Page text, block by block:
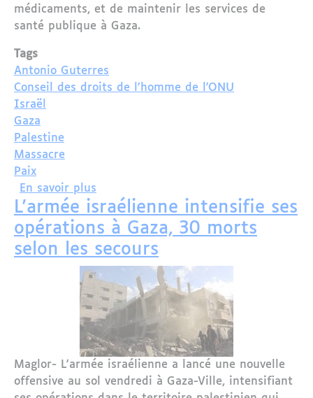
médicaments, et de maintenir les services de
santé publique à Gaza.
Tags
Antonio Guterres
Conseil des droits de l'homme de l'ONU
Israël
Gaza
Palestine
Massacre
Paix
En savoir plus
L'armée israélienne intensifie ses
opérations à Gaza, 30 morts
selon les secours
Maglor- L'armée israélienne a lancé une nouvelle
offensive au sol vendredi à Gaza-Ville, intensifiant